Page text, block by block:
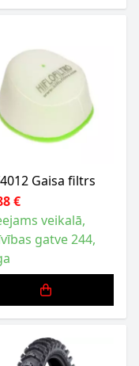
Gaisa filtrs
€
veikalā,
gatve 244,